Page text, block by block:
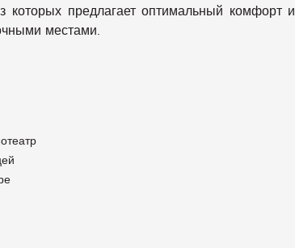
предлагает оптимальный комфорт и
местами.